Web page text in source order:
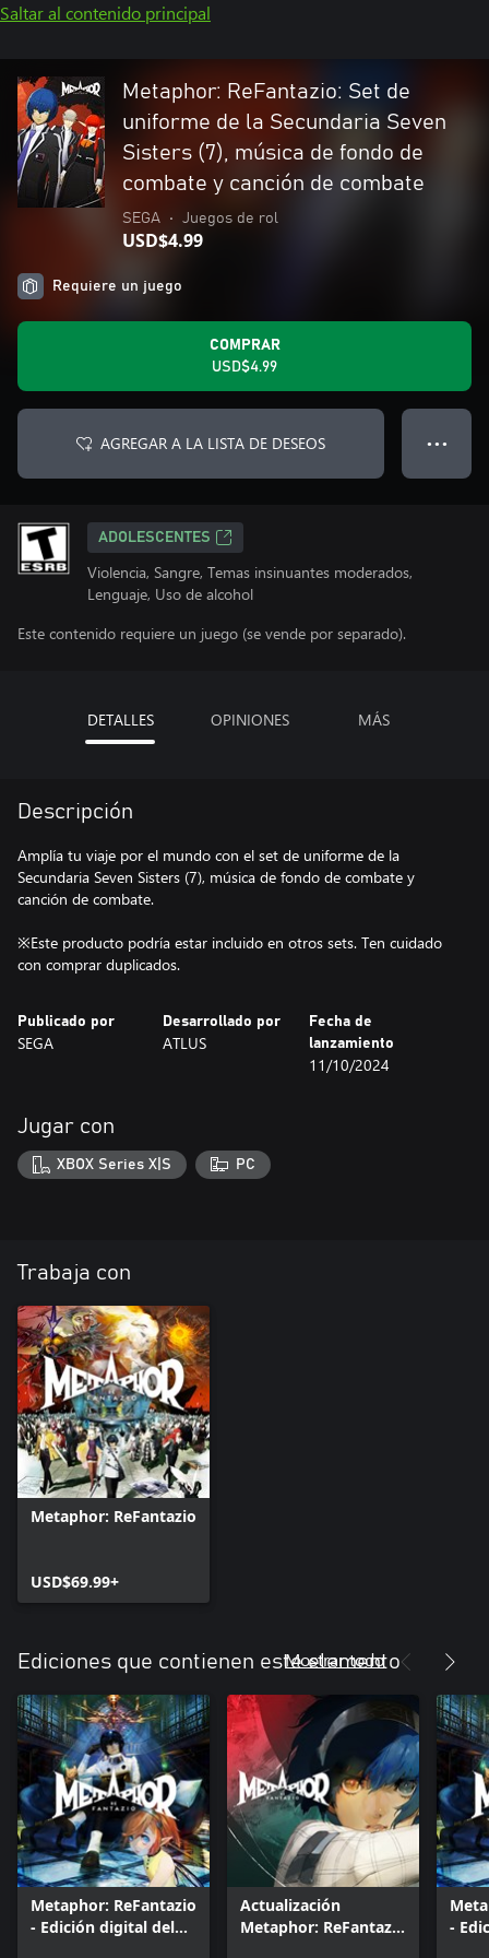
Saltar al contenido principal
Metaphor: ReFantazio: Set de
uniforme de la Secundaria Seven
Sisters (7), música de fondo de
combate y canción de combate
SEGA • Juegos de rol
USD$4.99
Requiere un juego
COMPRAR
USD$4.99
AGREGAR A LA LISTA DE DESEOS ● ● ●
ADOLESCENTES
Violencia, Sangre, Temas insinuantes moderados,
Lenguaje, Uso de alcohol
Este contenido requiere un juego (se vende por separado).
DETALLES OPINIONES MÁS
Descripción
Amplía tu viaje por el mundo con el set de uniforme de la
Secundaria Seven Sisters (7), música de fondo de combate y
canción de combate.
※Este producto podría estar incluido en otros sets. Ten cuidado
con comprar duplicados.
Publicado por
SEGA
Desarrollado por
ATLUS
Fecha de
lanzamiento
11/10/2024
Jugar con
XBOX Series X|S PC
Trabaja con
Metaphor: ReFantazio
USD$69.99+
Ediciones que contienen este elemento
Mostrar todo
Metaphor: ReFantazio
- Edición digital del
Actualización
Metaphor: ReFantazio
-